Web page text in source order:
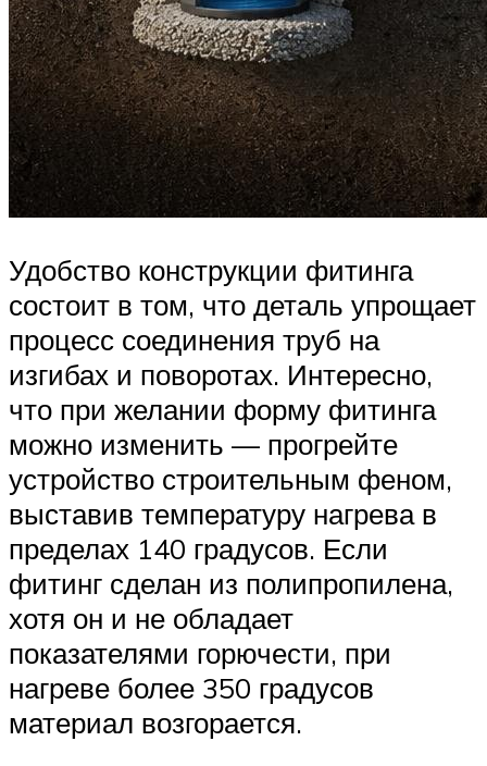
Удобство конструкции фитинга
состоит в том, что деталь упрощает
процесс соединения труб на
изгибах и поворотах. Интересно,
что при желании форму фитинга
можно изменить — прогрейте
устройство строительным феном,
выставив температуру нагрева в
пределах 140 градусов. Если
фитинг сделан из полипропилена,
хотя он и не обладает
показателями горючести, при
нагреве более 350 градусов
материал возгорается.